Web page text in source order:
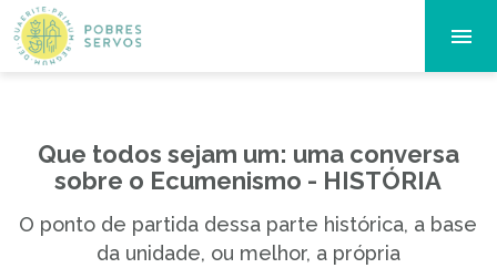
Que todos sejam um: uma conversa
sobre o Ecumenismo - HISTÓRIA
O ponto de partida dessa parte histórica, a base
da unidade, ou melhor, a própria